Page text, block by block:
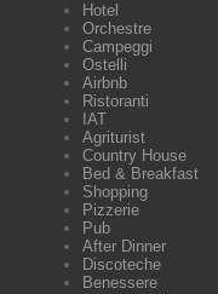
Hotel
Orchestre
Campeggi
Ostelli
Airbnb
Ristoranti
IAT
Agriturist
Country House
Bed & Breakfast
Shopping
Pizzerie
Pub
After Dinner
Discoteche
Benessere